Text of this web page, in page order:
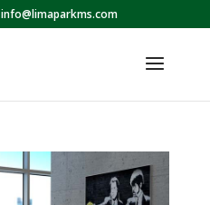
info@limaparkms.com